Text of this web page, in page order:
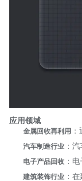
应用领域
金属回收再利用
汽车制造行业 ：
电子产品回收 ：
建筑装饰行业 ：